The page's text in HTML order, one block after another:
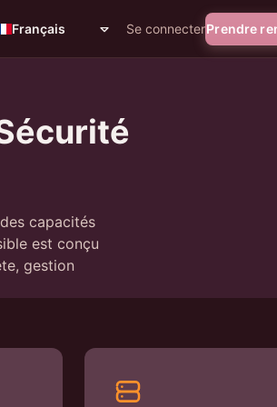
Français Se connecterPrendre
capacités
est conçu
gestion